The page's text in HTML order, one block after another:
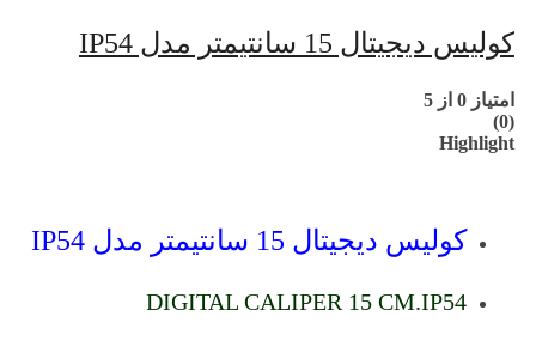
کولیس دیجیتال 15 سانتیمتر مدل IP54
امتیاز 0 از 5
(0)
Highlight
کولیس دیجیتال 15 سانتیمتر مدل IP54
DIGITAL CALIPER 15 CM.IP54